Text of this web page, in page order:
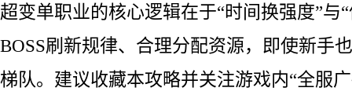
超变单职业的核心逻辑在于“时间换强度”与
BOSS刷新规律、合理分配资源，即使新手
梯队。建议收藏本攻略并关注游戏内“全服